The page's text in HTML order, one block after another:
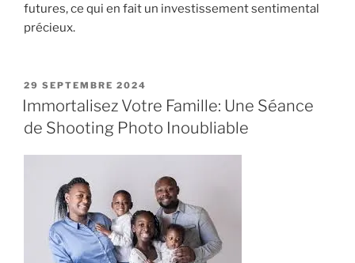
futures, ce qui en fait un investissement sentimental
précieux.
PUBLIÉ
LE
29 SEPTEMBRE 2024
Immortalisez Votre Famille: Une Séance
de Shooting Photo Inoubliable